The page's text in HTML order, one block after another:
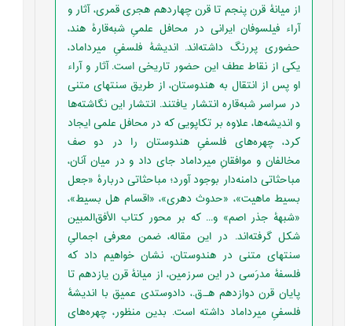
از میانۀ قرن پنجم تا قرن چهاردهم هجری قمری، آثار و
آراء فیلسوفان ایرانی در محافل علمیِ شبه‌قارۀ هند،
حضوری پررنگ داشته‌اند. اندیشۀ فلسفیِ میرداماد،
یکی از نقاط عطف این حضور تاریخی است. آثار و آراء
او پس از انتقال به هندوستان، از طریق سنتهای متنی
در سراسر شبه‌قاره انتشار یافتند. انتشار این نگاشته‌ها
و اندیشه‌‌ها، علاوه بر تکاپویی که در محافل علمی ایجاد
کرد، چهره‌های فلسفیِ هندوستان را در دو صف
مخالفان و موافقانِ میرداماد جای داد و در میان آنان،
مباحثاتی دامنه‌دار بوجود آورد؛ مباحثاتی دربارۀ «جعل
بسیط ماهیت»، «حدوث دهری»، «اقسام هل بسیط»،
«شبهۀ جذر اصم» و... که بر محور کتاب الأفق‌المبین
شکل گرفته‌اند. در این مقاله، ضمن معرفی اجمالیِ
سنتهای متنی در هندوستان، نشان خواهیم داد که
فلسفۀ مدرَسی در این سرزمین، از ميانۀ قرن یازدهم تا
پایان قرن دوازدهم هـ.‌ق.، داد‌و‌ستدی عمیق با اندیشۀ
فلسفیِ میرداماد داشته است. بدین منظور، چهره‌های